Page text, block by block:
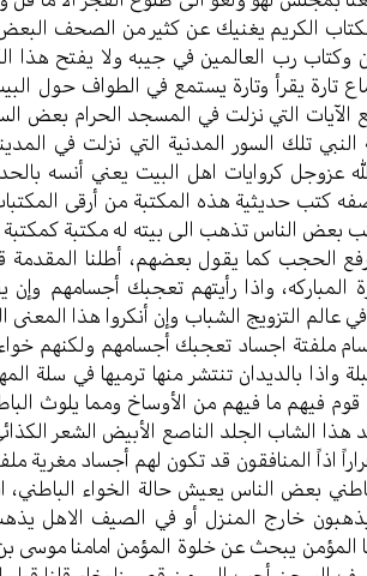
الكريم يغنيك عن كثير من الصحف
رب العالمين في جيبه ولا يفتح هذا
تارة يقرأ وتارة يستمع في الطواف حول
التي نزلت في المسجد الحرام بعض
تلك السور المدنية التي نزلت في
عزوجل كروايات اهل البيت يعني أنسه
كتب حديثية هذه المكتبة من أرقى
بعض الناس تذهب الى بيته له مكتبة كمكتبة
الحجب كما يقول بعضهم، أطلنا المقدمة
واذا رأيتهم تعجبك أجسامهم وإن
عالم التزويج الشباب وإن أنكروا هذا المعنى
ملفتة اجساد تعجبك أجسامهم ولكنهم
بالديدان تنتشر منها ترميها في سلة
قوم فيهم ما فيهم من الأوساخ ومما يلوث
هذا الشاب الجلد الناصع الأبيض الشعر
اذاً المنافقون قد تكون لهم أجساد مغرية
بعض الناس يعيش حالة الخواء الباطني،
خارج المنزل أو في الصيف الاهل
المؤمن يبحث عن خلوة المؤمن امامنا موسى